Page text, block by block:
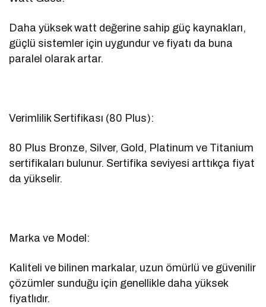
Daha yüksek watt değerine sahip güç kaynakları,
güçlü sistemler için uygundur ve fiyatı da buna
paralel olarak artar.
Verimlilik Sertifikası (80 Plus):
80 Plus Bronze, Silver, Gold, Platinum ve Titanium
sertifikaları bulunur. Sertifika seviyesi arttıkça fiyat
da yükselir.
Marka ve Model:
Kaliteli ve bilinen markalar, uzun ömürlü ve güvenilir
çözümler sunduğu için genellikle daha yüksek
fiyatlıdır.